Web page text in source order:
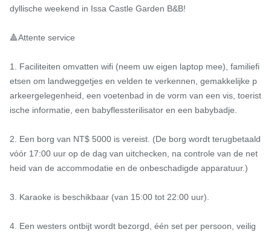
dyllische weekend in Issa Castle Garden B&B!
🔺Attente service
1. Faciliteiten omvatten wifi (neem uw eigen laptop mee), familiefi
etsen om landweggetjes en velden te verkennen, gemakkelijke p
arkeergelegenheid, een voetenbad in de vorm van een vis, toerist
ische informatie, een babyflessterilisator en een babybadje.
2. Een borg van NT$ 5000 is vereist. (De borg wordt terugbetaald
vóór 17:00 uur op de dag van uitchecken, na controle van de net
heid van de accommodatie en de onbeschadigde apparatuur.)
3. Karaoke is beschikbaar (van 15:00 tot 22:00 uur).
4. Een westers ontbijt wordt bezorgd, één set per persoon, veilig